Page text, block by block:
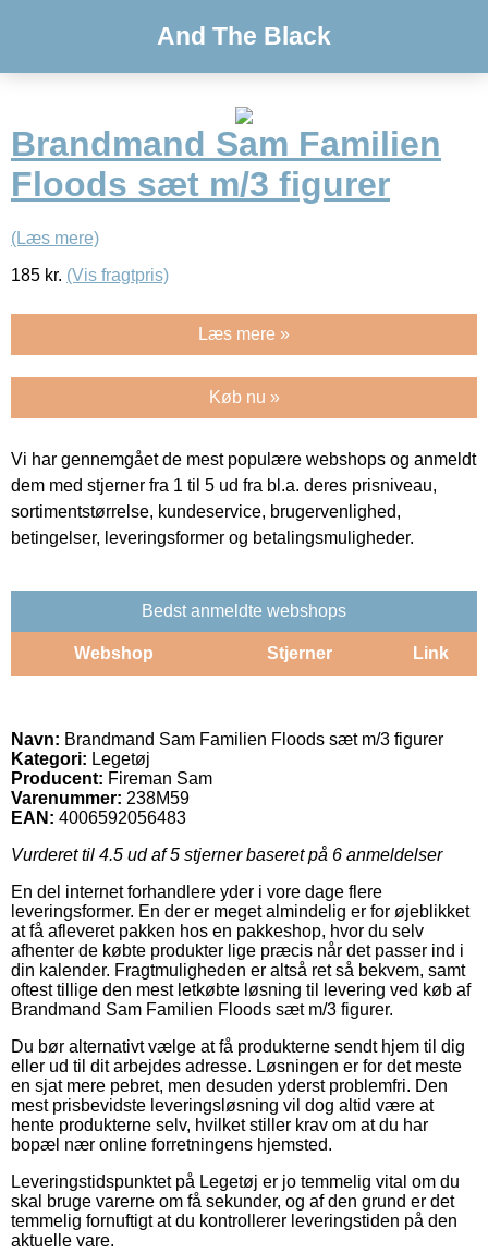
And The Black
Brandmand Sam Familien
Floods sæt m/3 figurer
(Læs mere)
185 kr. (Vis fragtpris)
Læs mere »
Køb nu »
Vi har gennemgået de mest populære webshops og anmeldt
dem med stjerner fra 1 til 5 ud fra bl.a. deres prisniveau,
sortimentstørrelse, kundeservice, brugervenlighed,
betingelser, leveringsformer og betalingsmuligheder.
Bedst anmeldte webshops
Webshop Stjerner Link
Navn: Brandmand Sam Familien Floods sæt m/3 figurer
Kategori: Legetøj
Producent: Fireman Sam
Varenummer: 238M59
EAN: 4006592056483
Vurderet til 4.5 ud af 5 stjerner baseret på 6 anmeldelser
En del internet forhandlere yder i vore dage flere
leveringsformer. En der er meget almindelig er for øjeblikket
at få afleveret pakken hos en pakkeshop, hvor du selv
afhenter de købte produkter lige præcis når det passer ind i
din kalender. Fragtmuligheden er altså ret så bekvem, samt
oftest tillige den mest letkøbte løsning til levering ved køb af
Brandmand Sam Familien Floods sæt m/3 figurer.
Du bør alternativt vælge at få produkterne sendt hjem til dig
eller ud til dit arbejdes adresse. Løsningen er for det meste
en sjat mere pebret, men desuden yderst problemfri. Den
mest prisbevidste leveringsløsning vil dog altid være at
hente produkterne selv, hvilket stiller krav om at du har
bopæl nær online forretningens hjemsted.
Leveringstidspunktet på Legetøj er jo temmelig vital om du
skal bruge varerne om få sekunder, og af den grund er det
temmelig fornuftigt at du kontrollerer leveringstiden på den
aktuelle vare.